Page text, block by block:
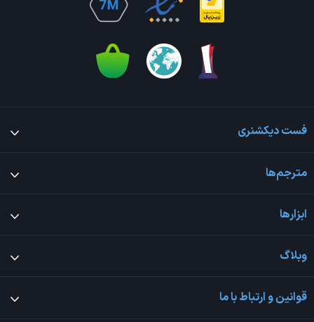
فست دیکشنری
مترجم‌ها
ابزارها
وبلاگ
قوانین و ارتباط با ما